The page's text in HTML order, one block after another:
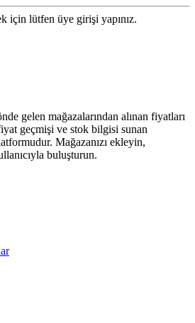
için lütfen üye girişi yapınız.
gelen mağazalarından alınan fiyatları
geçmişi ve stok bilgisi sunan
Mağazanızı ekleyin,
buluşturun.